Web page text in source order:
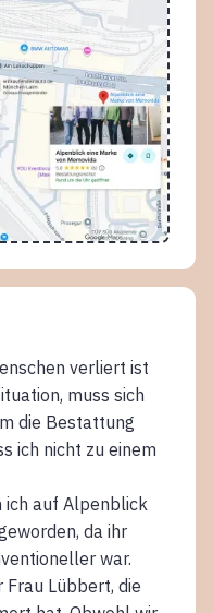
verliert ist
muss sich
die Bestattung
ich nicht zu einem
ich auf Alpenblick
da ihr
war.
Lübbert, die